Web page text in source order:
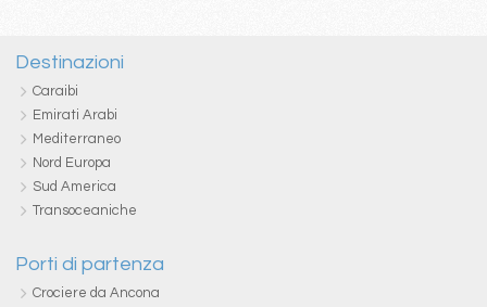
Destinazioni
Caraibi
Emirati Arabi
Mediterraneo
Nord Europa
Sud America
Transoceaniche
Porti di partenza
Crociere da Ancona